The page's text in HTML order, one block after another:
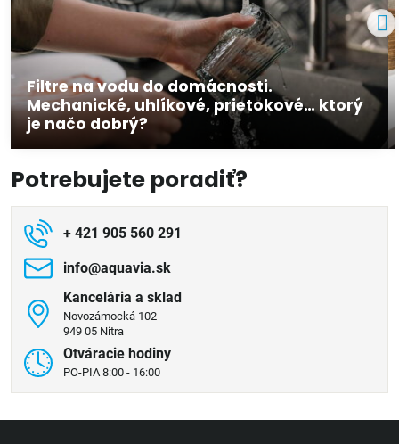
Filtre na vodu do domácnosti.
Mechanické, uhlíkové, prietokové… ktorý
je načo dobrý?
Potrebujete poradiť?
+ 421 905 560 291
info​@aquavia​.sk
Kancelária a sklad
Novozámocká 102
949 05 Nitra
Otváracie hodiny
PO-PIA 8:00 - 16:00